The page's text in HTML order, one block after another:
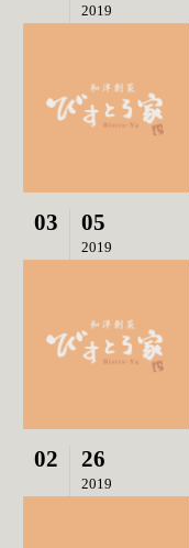
2019
03 05
2019
02 26
2019